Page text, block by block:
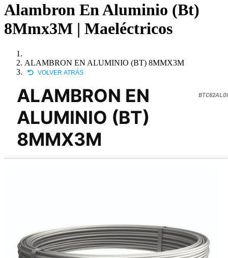
Alambron En Aluminio (Bt)
8Mmx3M | Maeléctricos
ALAMBRON EN ALUMINIO (BT) 8MMX3M
VOLVER ATRÁS
ALAMBRON EN
ALUMINIO (BT)
8MMX3M